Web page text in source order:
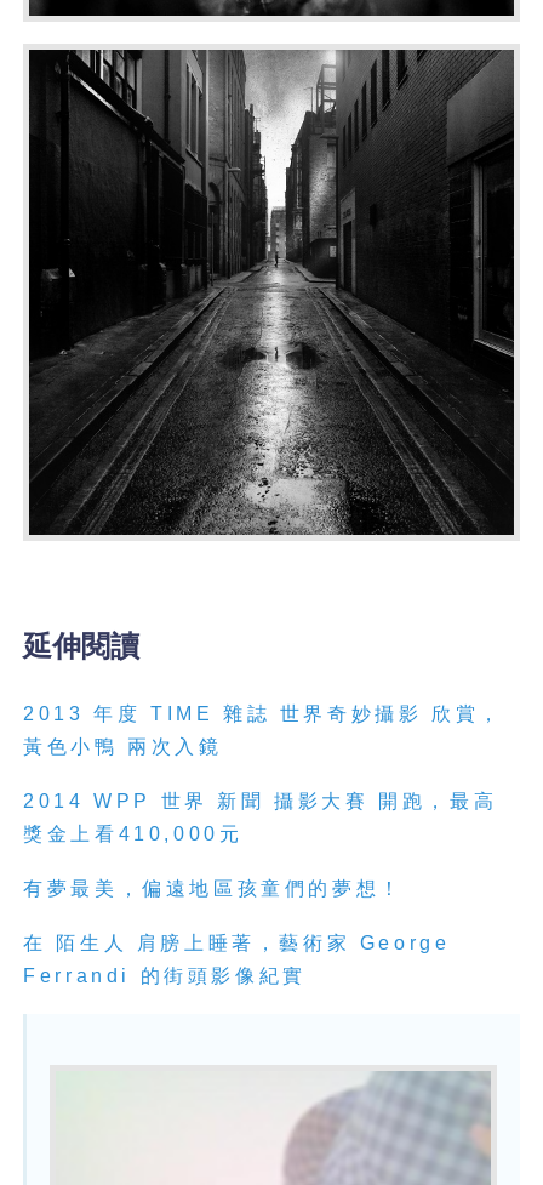
延伸閱讀
2013 年度 TIME 雜誌 世界奇妙攝影 欣賞，
黃色小鴨 兩次入鏡
2014 WPP 世界 新聞 攝影大賽 開跑，最高
獎金上看410,000元
有夢最美，偏遠地區孩童們的夢想！
在 陌生人 肩膀上睡著，藝術家 George
Ferrandi 的街頭影像紀實